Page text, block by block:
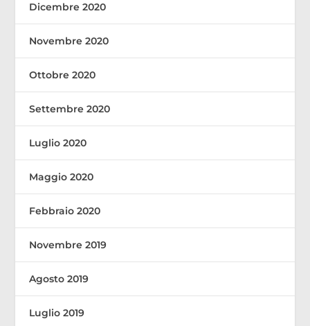
Dicembre 2020
Novembre 2020
Ottobre 2020
Settembre 2020
Luglio 2020
Maggio 2020
Febbraio 2020
Novembre 2019
Agosto 2019
Luglio 2019